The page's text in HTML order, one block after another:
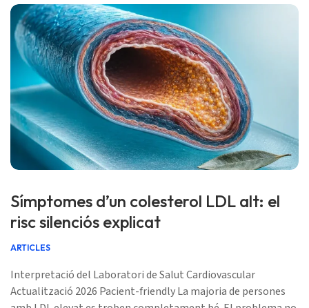
Símptomes d’un colesterol LDL alt: el
risc silenciós explicat
ARTICLES
Interpretació del Laboratori de Salut Cardiovascular
Actualització 2026 Pacient-friendly La majoria de persones